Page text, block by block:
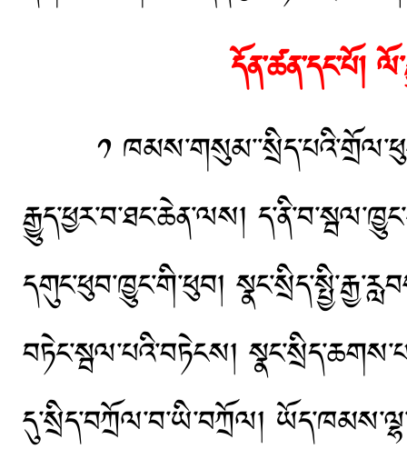
དོན་ཚན་དང་པོ།
༡
རྒྱུད་ཕྱར་བ་ཐང་ཆེན་ལས།
དགུང་ཕུབ་ཁྱུང་གི་ཕུབ།
བཏེང་སྦལ་པའི་བཏེངས།
དུ་སྲིད་བཀྲོལ་བ་ཡི་བཀྲོལ།